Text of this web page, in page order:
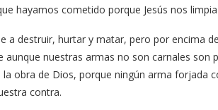
hayamos cometido porque Jesús nos
a destruir, hurtar y matar, pero por encima
nuestras armas no son carnales son
obra de Dios, porque ningún arma forjada
contra.